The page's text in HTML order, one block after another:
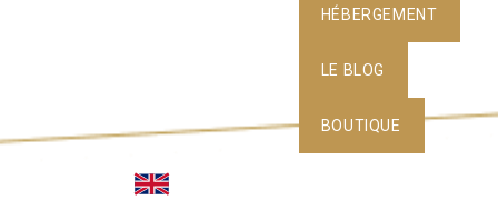
HÉBERGEMENT
LE BLOG
BOUTIQUE